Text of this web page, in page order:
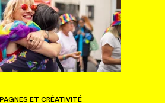
ET CRÉATIVITÉ